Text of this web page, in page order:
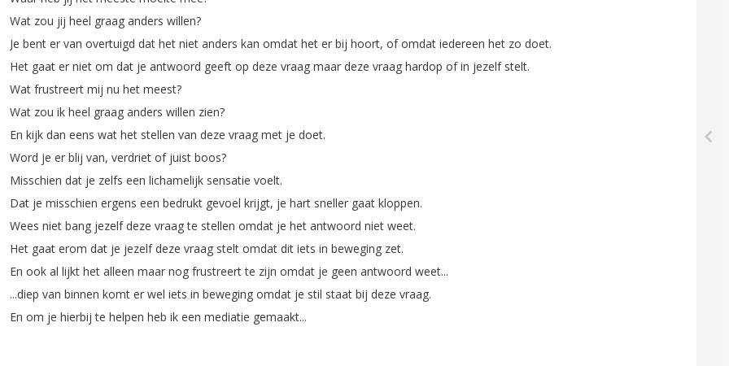
Wat zou jij heel graag anders willen?
Je bent er van overtuigd dat het niet anders kan omdat het er bij hoort, of omdat iedereen het zo doet.
Het gaat er niet om dat je antwoord geeft op deze vraag maar deze vraag hardop of in jezelf stelt.
Wat frustreert mij nu het meest?
Wat zou ik heel graag anders willen zien?
En kijk dan eens wat het stellen van deze vraag met je doet.
Word je er blij van, verdriet of juist boos?
Misschien dat je zelfs een lichamelijk sensatie voelt.
Dat je misschien ergens een bedrukt gevoel krijgt, je hart sneller gaat kloppen.
Wees niet bang jezelf deze vraag te stellen omdat je het antwoord niet weet.
Het gaat erom dat je jezelf deze vraag stelt omdat dit iets in beweging zet.
En ook al lijkt het alleen maar nog frustreert te zijn omdat je geen antwoord weet...
...diep van binnen komt er wel iets in beweging omdat je stil staat bij deze vraag.
En om je hierbij te helpen heb ik een mediatie gemaakt...